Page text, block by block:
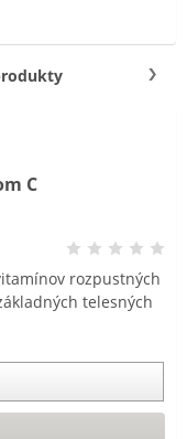
C
rozpustných
telesných